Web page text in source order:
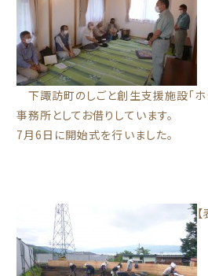
下諏訪町のしごと創生支援施設「ホ
事務所としてお借りしています。
7月6日に開始式を行いました。